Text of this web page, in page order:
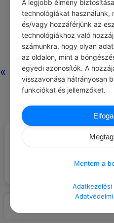
«
#AJÁNLOTT NAPI
JÓCSELEKEDET
Vásárolj egy csokor virágot, és
A legjobb élmény
technológiákat használunk,
és/vagy hozzáférjünk az
technológiákhoz való
számunkra, hogy olyan
az oldalon, mint a
egyedi azonosítók. A
visszavonása hátrányosan
funkciókat és jellemzőket.
Mentem a